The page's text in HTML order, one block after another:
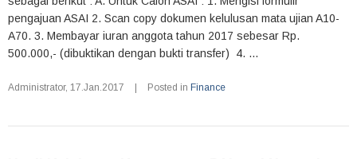
pengajuan ASAI 2. Scan copy dokumen kelulusan mata ujian A10-
A70. 3. Membayar iuran anggota tahun 2017 sebesar Rp.
500.000,- (dibuktikan dengan bukti transfer) 4. ...
Administrator, 17.Jan.2017 Posted in Finance